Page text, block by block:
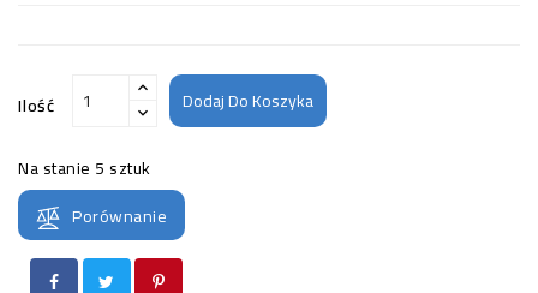
Ilość Dodaj Do Koszyka
Na stanie 5 sztuk
Porównanie